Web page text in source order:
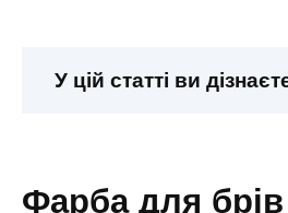
У цій статті ви
фарба для